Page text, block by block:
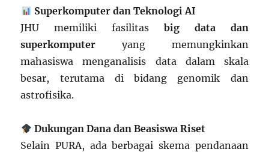
Superkomputer dan Teknologi AI
JHU memiliki fasilitas big data dan
superkomputer yang memungkinkan
mahasiswa menganalisis data dalam skala
besar, terutama di bidang genomik dan
astrofisika.
Dukungan Dana dan Beasiswa Riset
Selain PURA, ada berbagai skema pendanaan